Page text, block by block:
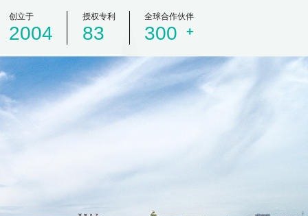
创立于
2004
授权专利
83
全球合作伙伴
300 +